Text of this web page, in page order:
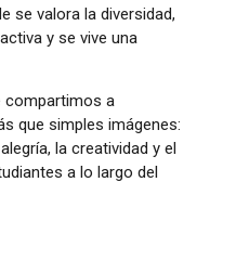
se valora la diversidad,
y se vive una
compartimos a
que simples imágenes:
la creatividad y el
a lo largo del